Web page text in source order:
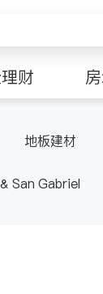
财
地板建材
San Gabriel